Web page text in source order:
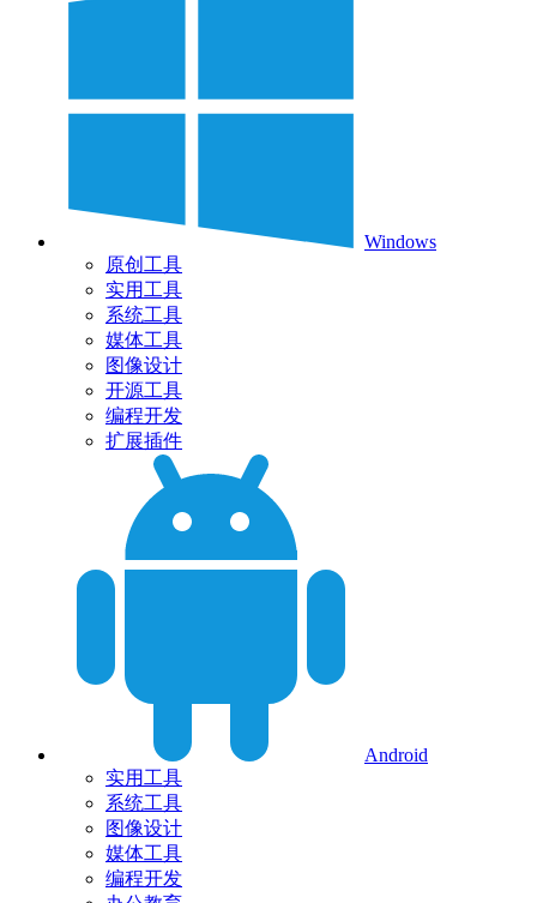
Windows
原创工具
实用工具
系统工具
媒体工具
图像设计
开源工具
编程开发
扩展插件
Android
实用工具
系统工具
图像设计
媒体工具
编程开发